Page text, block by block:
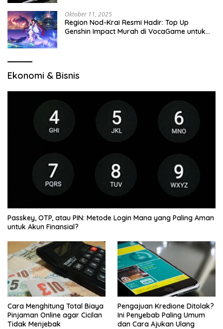
Oktober 11, 2025
Region Nod-Krai Resmi Hadir: Top Up
Genshin Impact Murah di VocaGame untuk
Ekonomi & Bisnis
Passkey, OTP, atau PIN: Metode Login Mana yang Paling Aman
untuk Akun Finansial?
Cara Menghitung Total Biaya
Pinjaman Online agar Cicilan
Tidak Menjebak
Pengajuan Kredione Ditolak?
Ini Penyebab Paling Umum
dan Cara Ajukan Ulang